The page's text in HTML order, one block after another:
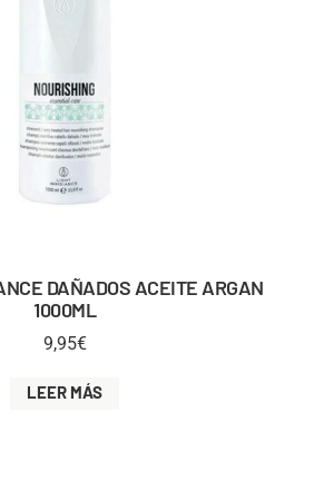
DAÑADOS ACEITE ARGAN
1000ML
9,95€
LEER MÁS